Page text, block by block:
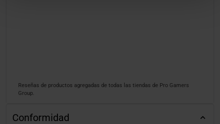
Reseñas de productos agregadas de todas las tiendas de Pro Gamers
Group.
Conformidad